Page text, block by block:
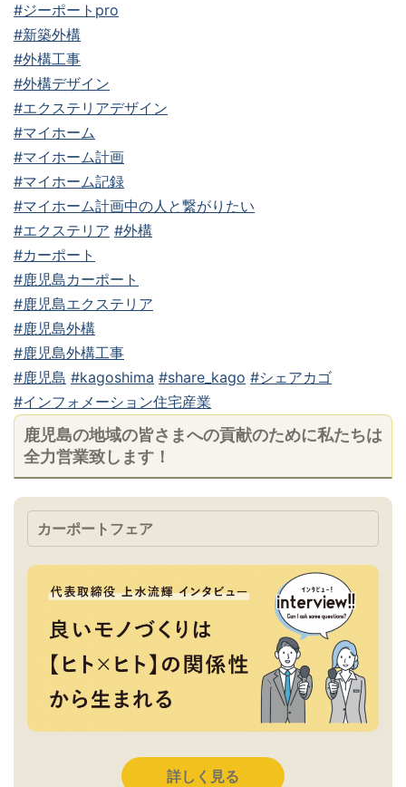
#ジーポートpro
#新築外構
#外構工事
#外構デザイン
#エクステリアデザイン
#マイホーム
#マイホーム計画
#マイホーム記録
#マイホーム計画中の人と繋がりたい
#エクステリア #外構
#カーポート
#鹿児島カーポート
#鹿児島エクステリア
#鹿児島外構
#鹿児島外構工事
#鹿児島 #kagoshima #share_kago #シェアカゴ
#インフォメーション住宅産業
鹿児島の地域の皆さまへの貢献のために私たちは
全力営業致します！
カーポートフェア
詳しく見る